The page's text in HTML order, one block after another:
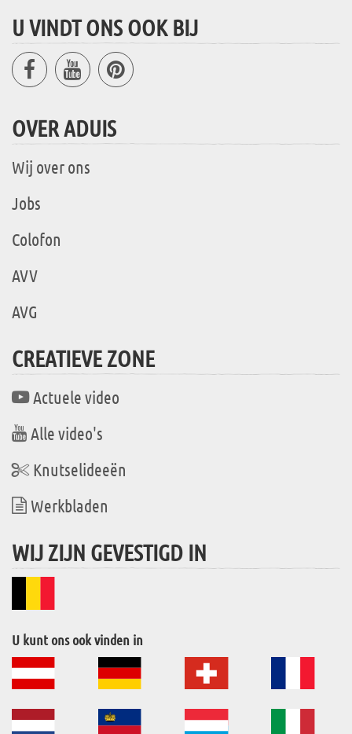
U VINDT ONS OOK BIJ
OVER ADUIS
Wij over ons
Jobs
Colofon
AVV
AVG
CREATIEVE ZONE
Actuele video
Alle video's
Knutselideeën
Werkbladen
WIJ ZIJN GEVESTIGD IN
U kunt ons ook vinden in